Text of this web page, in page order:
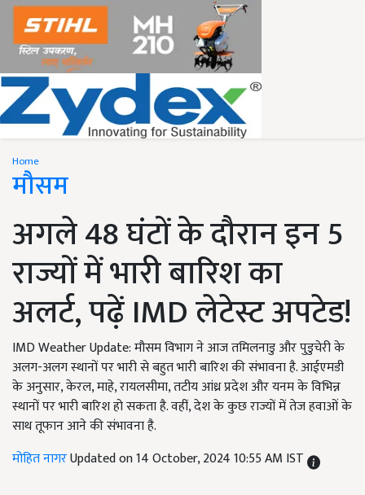
Home
मौसम
अगले 48 घंटों के दौरान इन 5
राज्यों में भारी बारिश का
अलर्ट, पढ़ें IMD लेटेस्ट अपटेड!
IMD Weather Update: मौसम विभाग ने आज तमिलनाडु और पुडुचेरी के
अलग-अलग स्थानों पर भारी से बहुत भारी बारिश की संभावना है. आईएमडी
के अनुसार, केरल, माहे, रायलसीमा, तटीय आंध्र प्रदेश और यनम के विभिन्न
स्थानों पर भारी बारिश हो सकता है. वहीं, देश के कुछ राज्यों में तेज हवाओं के
साथ तूफान आने की संभावना है.
मोहित नागरUpdated on 14 October, 2024 10:55 AM IST